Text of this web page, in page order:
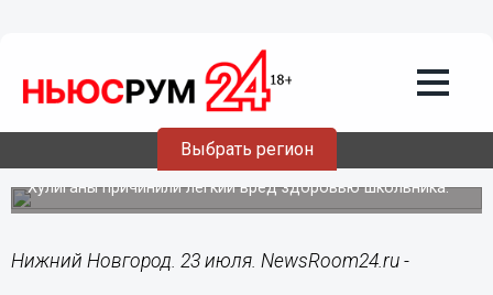
Выбрать регион
Уголовное дело возбуждено из-за
нападения мужчин на 14-летнего
Хулиганы причинили легкий вред здоровью школьника.
Нижний Новгород. 23 июля. NewsRoom24.ru -